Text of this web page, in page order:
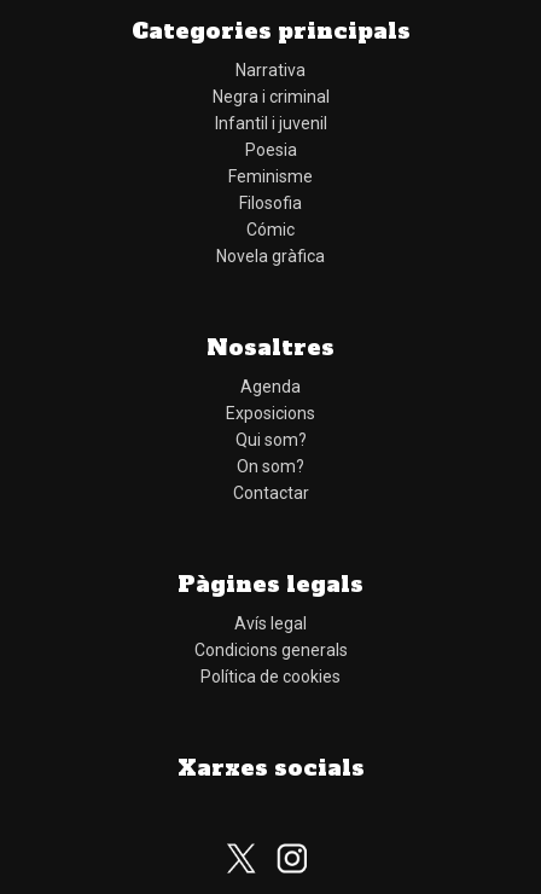
Categories principals
Narrativa
Negra i criminal
Infantil i juvenil
Poesia
Feminisme
Filosofia
Cómic
Novela gràfica
Nosaltres
Agenda
Exposicions
Qui som?
On som?
Contactar
Pàgines legals
Avís legal
Condicions generals
Política de cookies
Xarxes socials